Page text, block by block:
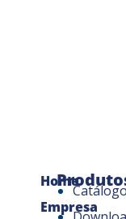
Home
Empresa